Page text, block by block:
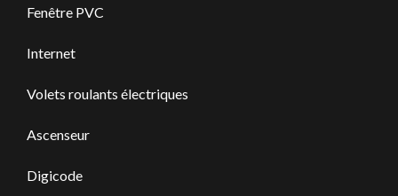
Fenêtre PVC
Internet
Volets roulants électriques
Ascenseur
Digicode